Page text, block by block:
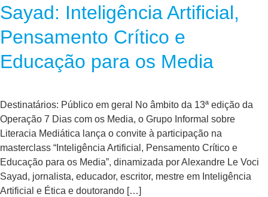
Sayad: Inteligência Artificial,
Pensamento Crítico e
Educação para os Media
Destinatários: Público em geral No âmbito da 13ª edição da
Operação 7 Dias com os Media, o Grupo Informal sobre
Literacia Mediática lança o convite à participação na
masterclass “Inteligência Artificial, Pensamento Crítico e
Educação para os Media”, dinamizada por Alexandre Le Voci
Sayad, jornalista, educador, escritor, mestre em Inteligência
Artificial e Ética e doutorando […]